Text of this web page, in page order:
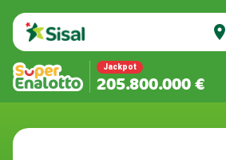
place
Jackpot
205.800.000 €